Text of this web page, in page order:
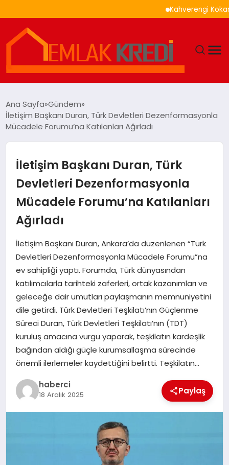
Kahverengi Kokarca
EKONOMI
MAGAZIN
SAĞLIK
SIYASET
SPOR
TEKNOLOJI
YAŞAM
Ana Sayfa Gündem
İletişim Başkanı Duran, Türk Devletleri Dezenformasyonla
Mücadele Forumu’na Katılanları Ağırladı
İletişim Başkanı Duran, Türk
Devletleri Dezenformasyonla
Mücadele Forumu’na Katılanları
Ağırladı
İletişim Başkanı Duran, Ankara’da düzenlenen “Türk
Devletleri Dezenformasyonla Mücadele Forumu”na
ev sahipliği yaptı. Forumda, Türk dünyasından
katılımcılarla tarihteki zaferleri, ortak kazanımları ve
geleceğe dair umutları paylaşmanın memnuniyetini
dile getirdi. Türk Devletleri Teşkilatı’nın Güçlenme
Süreci Duran, Türk Devletleri Teşkilatı’nın (TDT)
kuruluş amacına vurgu yaparak, teşkilatın kardeşlik
bağından aldığı güçle kurumsallaşma sürecinde
önemli ilerlemeler kaydettiğini belirtti. Teşkilatın…
haberci
18 Aralık 2025 Paylaş